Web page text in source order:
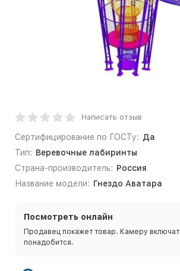
Написать отзыв
Сертифицирование по ГОСТу: Да
Тип: Веревочные лабиринты
Страна-производитель: Россия
Название модели: Гнездо Аватара
Посмотреть онлайн
Продавец покажет товар. Камеру
понадобится.